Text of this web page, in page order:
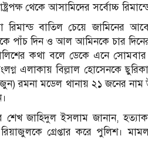
থেকে আসামিদের সর্বোচ্চ
রিমান্ড বাতিল চেয়ে জামিনের
পাঁচ দিন ও আল আমিনকে চার
কথা বলে ডেকে এনে
এলাকায় বিল্লাল হোসেনকে
(৯ জুন) রমনা মডেল থানায় ২১ জনের
শেখ জাহিদুল ইসলাম জানান,
গ্রেপ্তার করে পুলিশ।